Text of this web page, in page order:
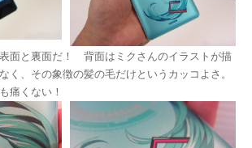
面と裏面だ！ 背面はミクさんのイラストが描
く、その象徴の髪の毛だけというカッコよさ。
痛くない！